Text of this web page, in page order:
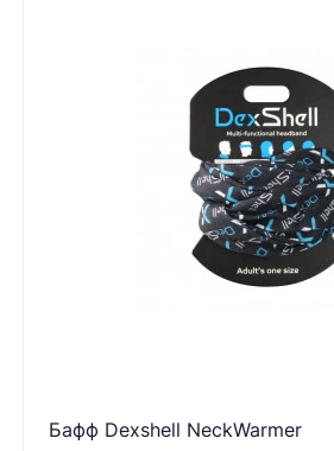
Бафф Dexshell NeckWarmer